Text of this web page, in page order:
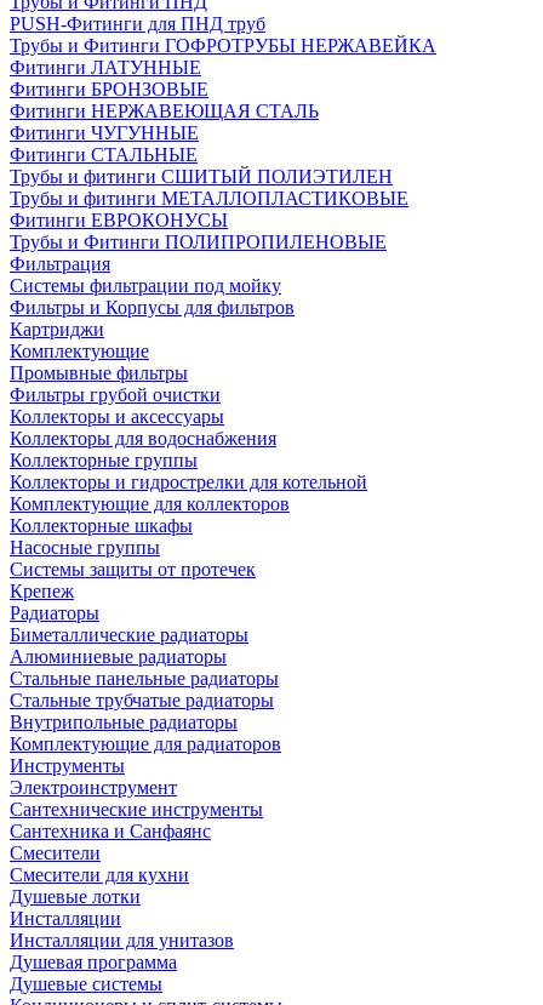
PUSH-Фитинги для ПНД труб
Трубы и Фитинги ГОФРОТРУБЫ НЕРЖАВЕЙКА
Фитинги ЛАТУННЫЕ
Фитинги БРОНЗОВЫЕ
Фитинги НЕРЖАВЕЮЩАЯ СТАЛЬ
Фитинги ЧУГУННЫЕ
Фитинги СТАЛЬНЫЕ
Трубы и фитинги СШИТЫЙ ПОЛИЭТИЛЕН
Трубы и фитинги МЕТАЛЛОПЛАСТИКОВЫЕ
Фитинги ЕВРОКОНУСЫ
Трубы и Фитинги ПОЛИПРОПИЛЕНОВЫЕ
Фильтрация
Системы фильтрации под мойку
Фильтры и Корпусы для фильтров
Картриджи
Комплектующие
Промывные фильтры
Фильтры грубой очистки
Коллекторы и аксессуары
Коллекторы для водоснабжения
Коллекторные группы
Коллекторы и гидрострелки для котельной
Комплектующие для коллекторов
Коллекторные шкафы
Насосные группы
Системы защиты от протечек
Крепеж
Радиаторы
Биметаллические радиаторы
Алюминиевые радиаторы
Стальные панельные радиаторы
Стальные трубчатые радиаторы
Внутрипольные радиаторы
Комплектующие для радиаторов
Инструменты
Электроинструмент
Сантехнические инструменты
Сантехника и Санфаянс
Смесители
Смесители для кухни
Душевые лотки
Инсталляции
Инсталляции для унитазов
Душевая программа
Душевые системы